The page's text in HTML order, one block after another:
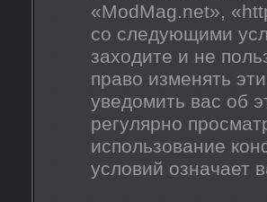
«ModMag.net»,
со следующими
заходите и не
право изменять
уведомить вас об
регулярно
использование
условий означает